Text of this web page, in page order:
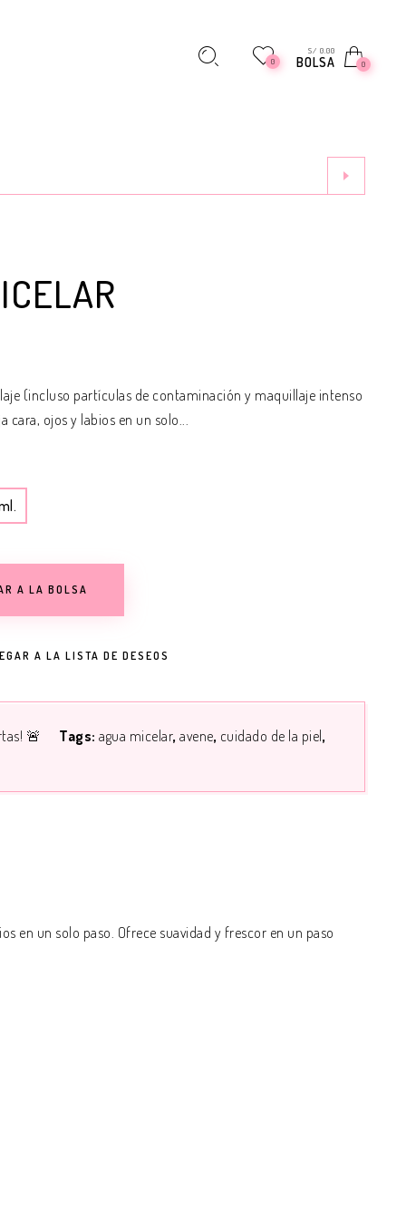
0
S/ 0.00
BOLSA 0
(incluso partículas de contaminación y maquillaje intenso
cara, ojos y labios en un solo...
A LA BOLSA
A LA LISTA DE DESEOS
🚨 Tags: agua micelar avene cuidado de la piel
en un solo paso. Ofrece suavidad y frescor en un paso